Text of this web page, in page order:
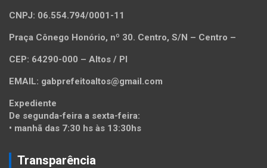
CNPJ: 06.554.794/0001-11
Praça Cônego Honório, nº 30. Centro, S/N – Centro –
CEP: 64290-000 – Altos / PI
EMAIL: gabprefeitoaltos@gmail.com
Expediente
De segunda-feira a sexta-feira:
• manhã das 7:30 hs às 13:30hs
Transparência